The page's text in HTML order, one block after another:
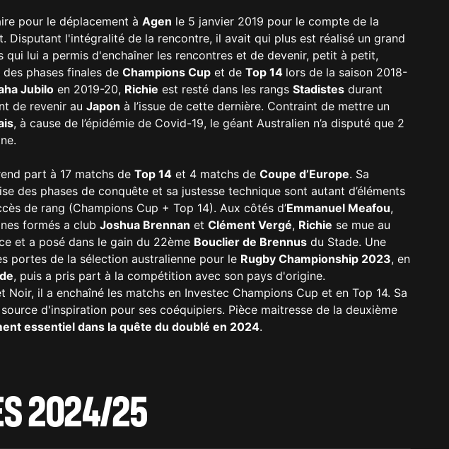
pour le déplacement à Agen le 5 janvier 2019 pour le compte de la
Disputant l'intégralité de la rencontre, il avait qui plus est réalisé un grand
qui lui a permis d'enchaîner les rencontres et de devenir, petit à petit,
phases finales de Champions Cupet de Top 14 lors de la saison 2018-
Jubiloen 2019-20, Richie est resté dans les rangs Stadistesdurant
de revenir au Japon à l’issue de cette dernière. Contraint de mettre un
, à cause de l’épidémie de Covid-19, le géant Australien n’a disputé que 2
part à 17 matchs de Top 14et 4 matchs de Coupe d’Europe. Sa
des phases de conquête et sa justesse technique sont autant d’éléments
de rang (Champions Cup + Top 14). Aux côtés d’Emmanuel Meafou,
formés a club Joshua Brennan et Clément Vergé, Richie se mue au
et a posé dans le gain du 22ème Bouclier de Brennusdu Stade. Une
portes de la sélection australienne pour le Rugby Championship 2023, en
, puis a pris part à la compétition avec son pays d'origine.
Noir, il a enchaîné les matchs en Investec Champions Cup et en Top 14. Sa
d'inspiration pour ses coéquipiers. Pièce maitresse de la deuxième
essentiel dans la quête du doublé en 2024.
2024/25